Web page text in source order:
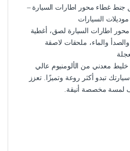
غطاء محور اطارات السيارة –
السيارات
اطارات السيارة لصق، أغطية
والصدأ والماء، ملحقات لاصقة
معدني من الألومنيوم عالي
تبدو أكثر روعة وتميزًا. تعزز
لمسة مخصصة أنيقة.